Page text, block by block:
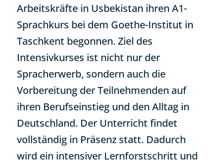
Arbeitskräfte in Usbekistan ihren A1-
Sprachkurs bei dem Goethe-Institut in
Taschkent begonnen. Ziel des
Intensivkurses ist nicht nur der
Spracherwerb, sondern auch die
Vorbereitung der Teilnehmenden auf
ihren Berufseinstieg und den Alltag in
Deutschland. Der Unterricht findet
vollständig in Präsenz statt. Dadurch
wird ein intensiver Lernforstschritt und